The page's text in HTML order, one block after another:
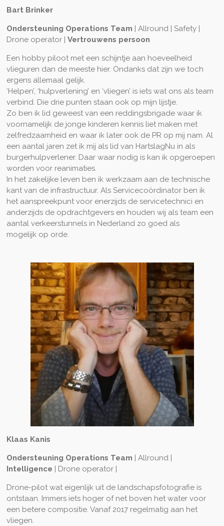
Bart Brinker
Ondersteuning Operations Team | Allround | Safety |
Drone operator | Vertrouwens persoon
Een hobby piloot met een schijntje aan hoeveelheid
vlieguren dan de meeste hier. Ondanks dat zijn we toch
ergens allemaal gelijk.
‘Helpen’, ‘hulpverlening’ en ‘vliegen’ is iets wat ons als team
verbind. Die drie punten staan ook op mijn lijstje.
Zo ben ik lid geweest van een reddingsbrigade waar ik
voornamelijk de jonge kinderen kennis liet maken met
zelfredzaamheid en waar ik later ook de PR op mij nam. Al
een aantal jaren zet ik mij als lid van HartslagNu in als
burgerhulpverlener. Daar waar nodig is kan ik opgeroepen
worden voor reanimaties.
In het zakelijke leven ben ik werkzaam aan de technische
kant van de infrastructuur. Als Servicecoördinator ben ik
het aanspreekpunt voor enerzijds de servicetechnici en
anderzijds de opdrachtgevers en houden wij als team een
aantal verkeerstunnels in Nederland zo goed als
mogelijk op orde.
Klaas Kanis
Ondersteuning Operations Team | Allround |
Intelligence | Drone operator |
Drone-pilot wat eigenlijk uit de landschapsfotografie is
ontstaan. Immers iets hoger of net boven het water voor
een betere compositie. Vanaf 2017 regelmatig aan het
vliegen.